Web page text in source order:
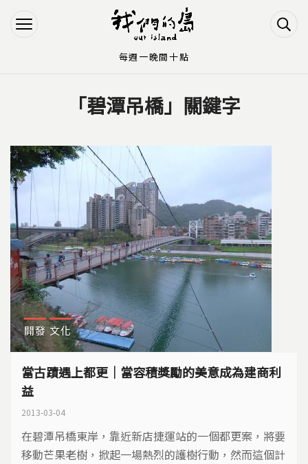
Jump to Navigation
Jump to Main content
「碧潭吊橋」關鍵字
開發 文化
當古蹟遇上都更｜當容積獎勵的美意成為建商利
益
2013-03-04
在碧潭吊橋東岸，靠近新店捷運站的一個都更案，將要
移動芒果老樹，掀起一場熱烈的護樹行動，然而這個計
每週一晚間十點